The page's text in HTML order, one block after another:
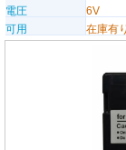
電圧
6V
可用
在庫有り